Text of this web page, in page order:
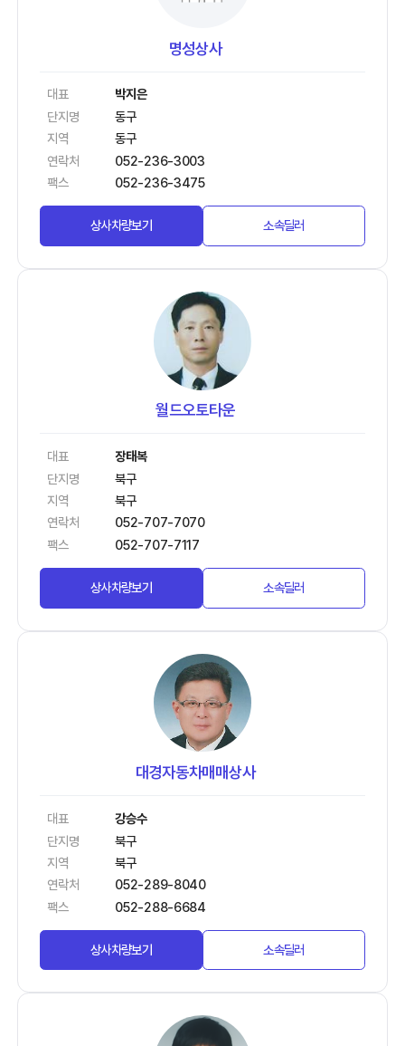
명성상사
대표
박지은
단지명
동구
지역
동구
연락처
052-236-3003
팩스
052-236-3475
상사차량보기 소속딜러
월드오토타운
대표
장태복
단지명
북구
지역
북구
연락처
052-707-7070
팩스
052-707-7117
상사차량보기 소속딜러
대경자동차매매상사
대표
강승수
단지명
북구
지역
북구
연락처
052-289-8040
팩스
052-288-6684
상사차량보기 소속딜러